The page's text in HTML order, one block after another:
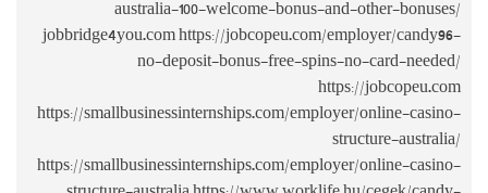
https://
https://